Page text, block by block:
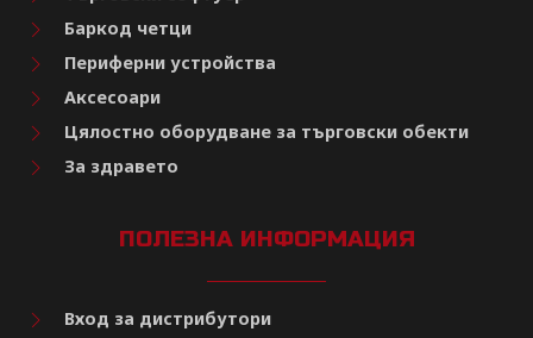
Баркод четци
Периферни устройства
Аксесоари
Цялостно оборудване за търговски обекти
За здравето
ПОЛЕЗНА ИНФОРМАЦИЯ
Вход за дистрибутори